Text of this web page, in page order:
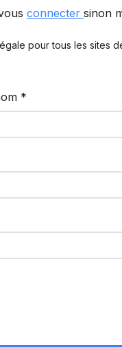
connecter sinon
pour tous les sites
*